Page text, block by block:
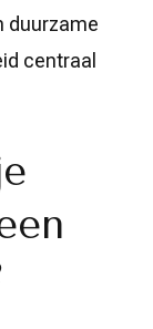
duurzame
centraal